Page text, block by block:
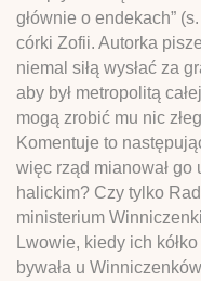
głównie o endekach”
córki Zofii. Autorka
niemal siłą wysłać za
aby był metropolitą
mogą zrobić mu nic
Komentuje to
więc rząd mianował
halickim? Czy tylko
ministerium
Lwowie, kiedy ich
bywała u